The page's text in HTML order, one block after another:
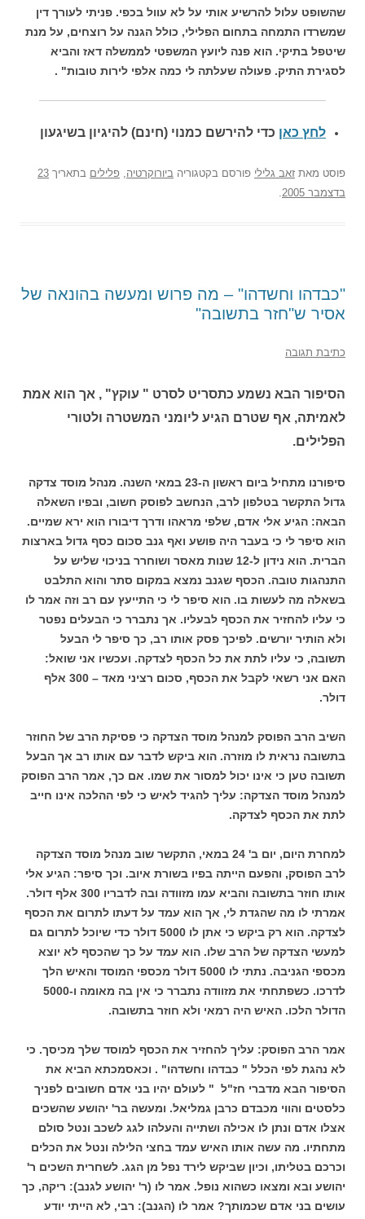
שהשופט עלול להרשיע אותי על לא עוול בכפי. פניתי לעורך דין
שמשרדו התמחה בתחום הפלילי, כולל הגנה על רוצחים, על מנת
שיטפל בתיקי. הוא פנה ליועץ המשפטי לממשלה דאז והביא
לסגירת התיק. פעולה שעלתה לי כמה אלפי לירות טובות" .
לחץ כאן כדי להירשם כמנוי (חינם) להיגיון בשיגעון
פוסט מאת זאב גלילי פורסם בקטגוריה ביורוקרטיה פלילים בתאריך 23
בדצמבר 2005
"כבדהו וחשדהו" – מה פרוש ומעשה בהונאה של
אסיר ש"חזר בתשובה"
כתיבת תגובה
הסיפור הבא נשמע כתסריט לסרט " עוקץ" , אך הוא אמת
לאמיתה, אף שטרם הגיע ליומני המשטרה ולטורי
הפלילים.
סיפורנו מתחיל ביום ראשון ה-23 במאי השנה. מנהל מוסד צדקה
גדול התקשר בטלפון לרב, הנחשב לפוסק חשוב, ובפיו השאלה
הבאה: הגיע אלי אדם, שלפי מראהו ודרך דיבורו הוא ירא שמיים.
הוא סיפר לי כי בעבר היה פושע ואף גנב סכום כסף גדול בארצות
הברית. הוא נידון ל-12 שנות מאסר ושוחרר בניכוי שליש על
התנהגות טובה. הכסף שגנב נמצא במקום סתר והוא התלבט
בשאלה מה לעשות בו. הוא סיפר לי כי התייעץ עם רב וזה אמר לו
כי עליו להחזיר את הכסף לבעליו. אך נתברר כי הבעלים נפטר
ולא הותיר יורשים. לפיכך פסק אותו רב, כך סיפר לי הבעל
תשובה, כי עליו לתת את כל הכסף לצדקה. ועכשיו אני שואל:
האם אני רשאי לקבל את הכסף, סכום רציני מאד – 300 אלף
דולר.
השיב הרב הפוסק למנהל מוסד הצדקה כי פסיקת הרב של החוזר
בתשובה נראית לו מוזרה. הוא ביקש לדבר עם אותו רב אך הבעל
תשובה טען כי אינו יכול למסור את שמו. אם כך, אמר הרב הפוסק
למנהל מוסד הצדקה: עליך להגיד לאיש כי לפי ההלכה אינו חייב
לתת את הכסף לצדקה.
למחרת היום, יום ב' 24 במאי, התקשר שוב מנהל מוסד הצדקה
לרב הפוסק, והפעם הייתה בפיו בשורת איוב. וכך סיפר: הגיע אלי
אותו חוזר בתשובה והביא עמו מזוודה ובה לדבריו 300 אלף דולר.
אמרתי לו מה שהגדת לי, אך הוא עמד על דעתו לתרום את הכסף
לצדקה. הוא רק ביקש כי אתן לו 5000 דולר כדי שיוכל לתרום גם
למעשי הצדקה של הרב שלו. הוא עמד על כך שהכסף לא יוצא
מכספי הגניבה. נתתי לו 5000 דולר מכספי המוסד והאיש הלך
לדרכו. כשפתחתי את מזוודה נתברר כי אין בה מאומה ו-5000
הדולר הלכו. האיש היה רמאי ולא חוזר בתשובה.
אמר הרב הפוסק: עליך להחזיר את הכסף למוסד שלך מכיסך. כי
לא נהגת לפי הכלל " כבדהו וחשדהו" . וכאסמכתא הביא את
הסיפור הבא מדברי חז"ל " לעולם יהיו בני אדם חשובים לפניך
כלסטים והווי מכבדם כרבן גמליאל. ומעשה בר' יהושע שהשכים
אצלו אדם ונתן לו אכילה ושתייה והעלהו לגג לשכב ונטל סולם
מתחתיו. מה עשה אותו האיש עמד בחצי הלילה ונטל את הכלים
וכרכם בטליתו, וכיון שביקש לירד נפל מן הגג. לשחרית השכים ר'
יהושע ובא ומצאו כשהוא נופל. אמר לו (ר' יהושע לגנב): ריקה, כך
עושים בני אדם שכמותך? אמר לו (הגנב): רבי, לא הייתי יודע